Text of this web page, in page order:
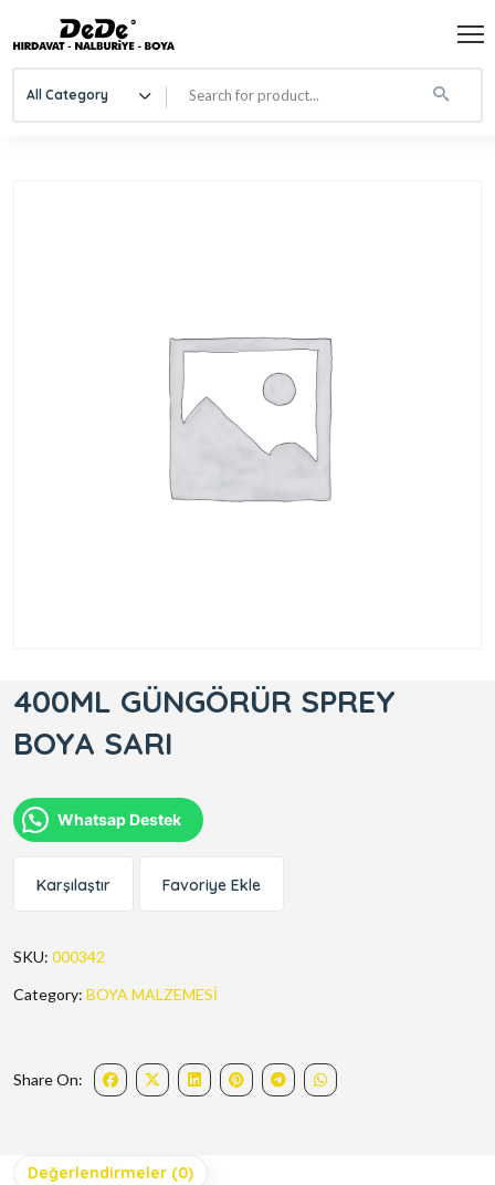
All Category
400ML GÜNGÖRÜR SPREY
BOYA SARI
Whatsap Destek
Karşılaştır Favoriye Ekle
SKU: 000342
Category: BOYA MALZEMESİ
Share On:
Değerlendirmeler (0)